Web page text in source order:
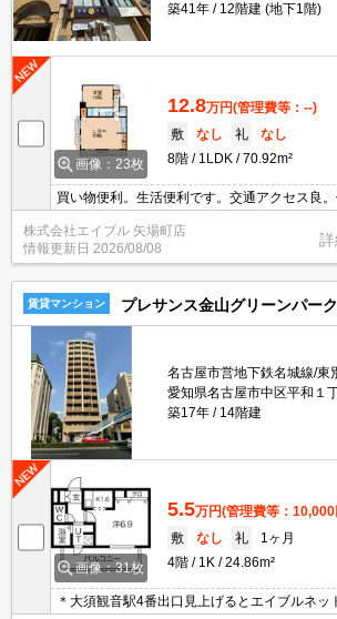
築41年
12階建 (地下1階)
画像：23枚
12.8万円(管理費等：--)
敷
なし 礼
なし
8階
1LDK 70.92m²
買い物便利。生活便利です。交通アクセス良。
額に対し、初回額50％、月額2％）。オートロ
あり。宅配ボックスあり。事務所使用可。
株式会社エイブル 矢場町店
情報更新日 2026/08/08
賃貸マンション プレサンス金山グリーンパー
名古屋市営地下鉄名城線/東
愛知県名古屋市中区平和１
築17年
14階建
画像：31枚
5.5万円(管理費等：10,000
敷
なし 礼
1ヶ月
4階
1K 24.86m²
＊大須観音駅4番出口見上げるとエイブルネッ